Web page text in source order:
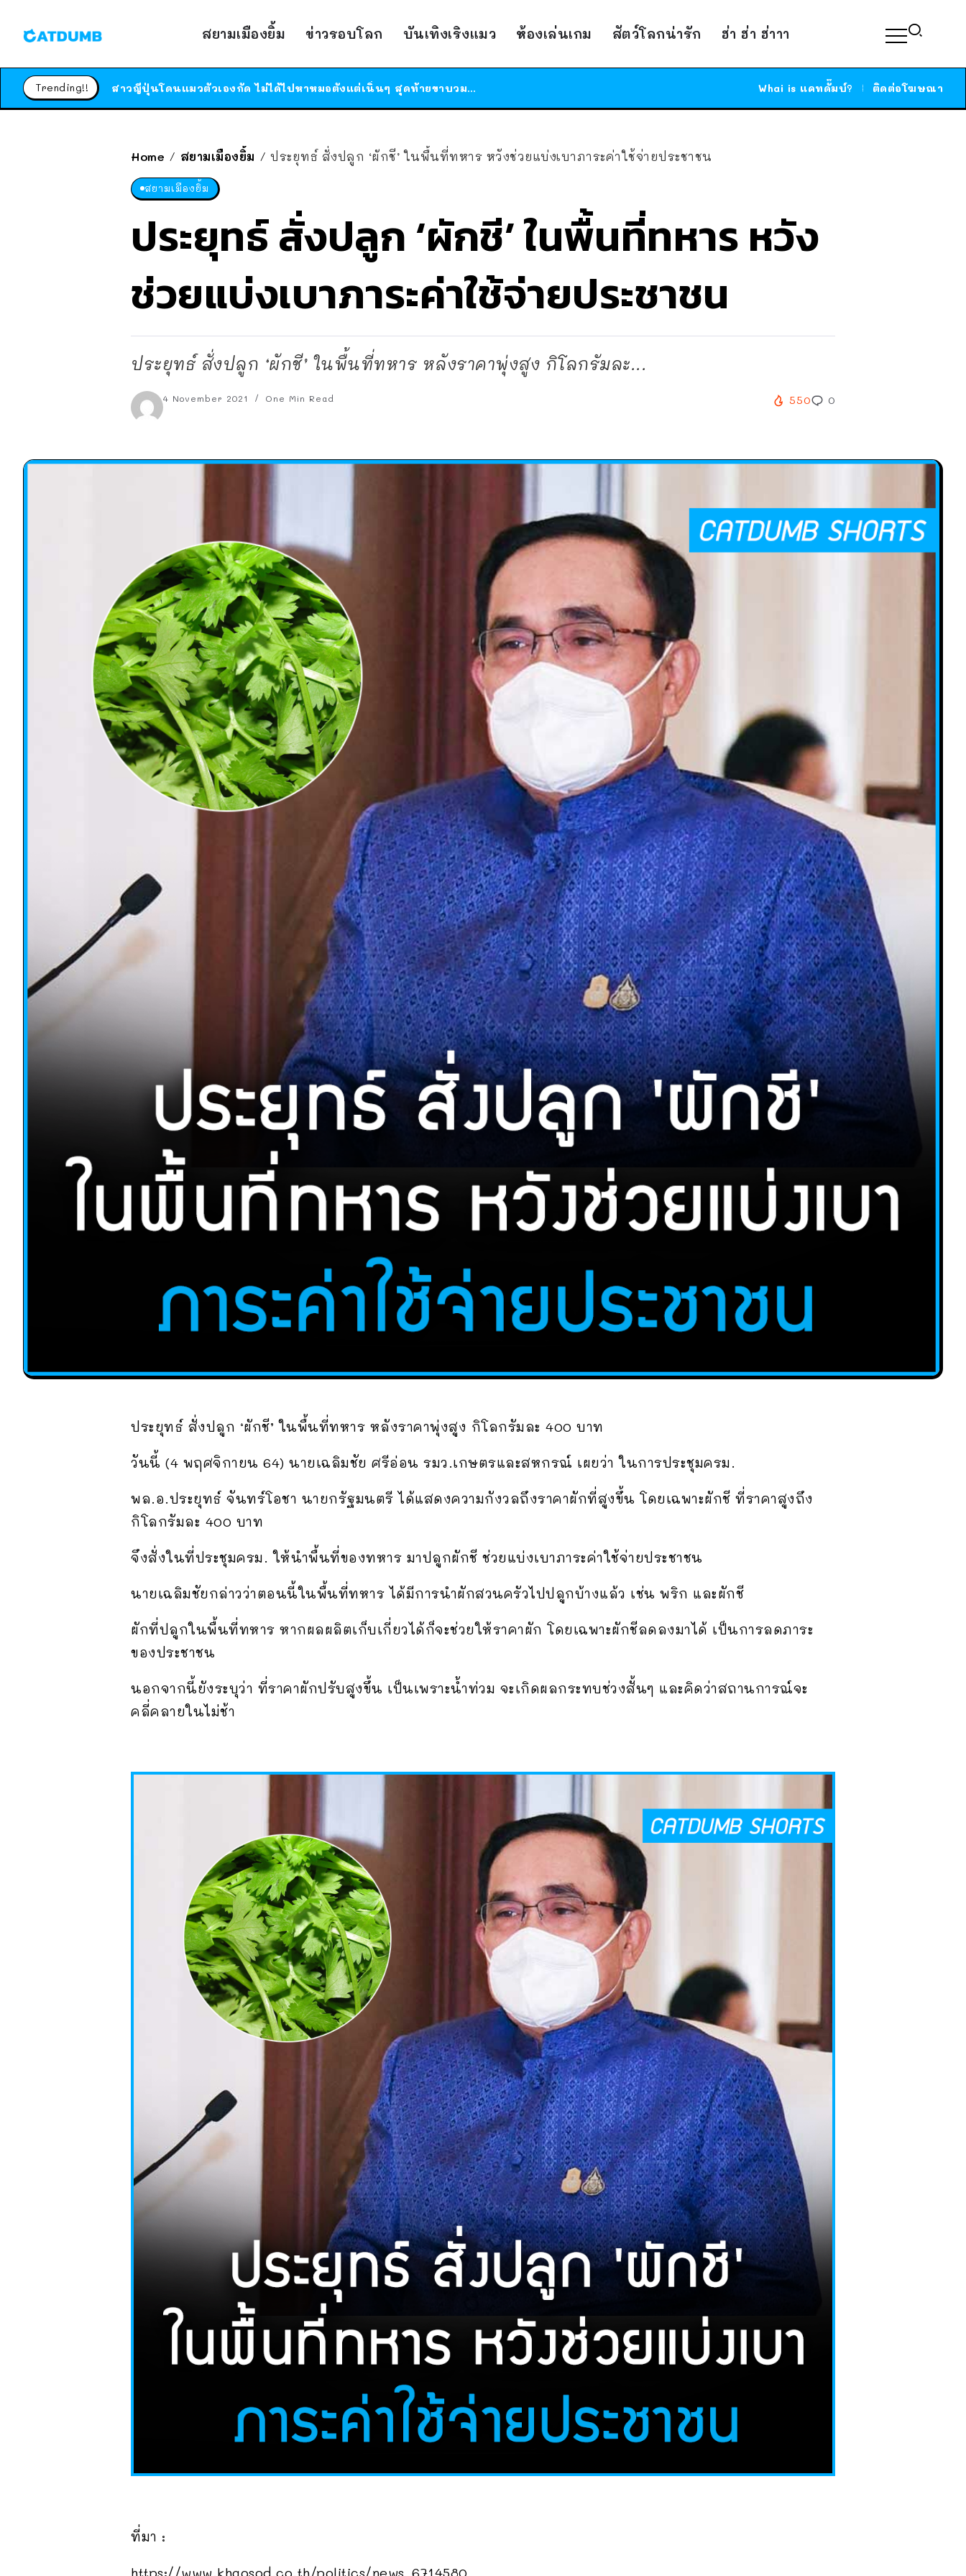
สยามเมืองยิ้ม ข่าวรอบโลก บันเทิงเริงแมว ห้องเล่นเกม สัตว์โลกน่ารัก ฮ่า ฮ่า ฮ่าาา
Trending!!
ร้านอาหารในนิวยอร์กประกาศปิดตัวลง หลังอยู่มานานกว่า 45 ปี ติดป้ายขอบคุณลูกค้าทุกคน แถมสูตรทำไวท์ซอสให้แบบจัดเต็ม
ได้เวลาเด็กหนวดรวมตัว RF Online Next เปิดให้เล่นแล้ว เกม Sci-Fi MMORPG ระดับตำนาน เล่นได้ทั้งมือถือและ PC Whai is แคทดั๊มบ์? ติดต่อโฆษณา
Home / สยามเมืองยิ้ม / ประยุทธ์ สั่งปลูก ‘ผักชี’ ในพื้นที่ทหาร หวังช่วยแบ่งเบาภาระค่าใช้จ่ายประชาชน
สยามเมืองยิ้ม
ประยุทธ์ สั่งปลูก ‘ผักชี’ ในพื้นที่ทหาร หวัง
ช่วยแบ่งเบาภาระค่าใช้จ่ายประชาชน
ประยุทธ์ สั่งปลูก ‘ผักชี’ ในพื้นที่ทหาร หลังราคาพุ่งสูง กิโลกรัมละ...
4 November 2021 One Min Read 550 0
ประยุทธ์ สั่งปลูก ‘ผักชี’ ในพื้นที่ทหาร หลังราคาพุ่งสูง กิโลกรัมละ 400 บาท
วันนี้ (4 พฤศจิกายน 64) นายเฉลิมชัย ศรีอ่อน รมว.เกษตรและสหกรณ์ เผยว่า ในการประชุมครม.
พล.อ.ประยุทธ์ จันทร์โอชา นายกรัฐมนตรี ได้แสดงความกังวลถึงราคาผักที่สูงขึ้น โดยเฉพาะผักชี ที่ราคาสูงถึง
กิโลกรัมละ 400 บาท
จึงสั่งในที่ประชุมครม. ให้นำพื้นที่ของทหาร มาปลูกผักชี ช่วยแบ่งเบาภาระค่าใช้จ่ายประชาชน
นายเฉลิมชัยกล่าวว่าตอนนี้ในพื้นที่ทหาร ได้มีการนำผักสวนครัวไปปลูกบ้างแล้ว เช่น พริก และผักชี
ผักที่ปลูกในพื้นที่ทหาร หากผลผลิตเก็บเกี่ยวได้ก็จะช่วยให้ราคาผัก โดยเฉพาะผักชีลดลงมาได้ เป็นการลดภาระ
ของประชาชน
นอกจากนี้ยังระบุว่า ที่ราคาผักปรับสูงขึ้น เป็นเพราะน้ำท่วม จะเกิดผลกระทบช่วงสั้นๆ และคิดว่าสถานการณ์จะ
คลี่คลายในไม่ช้า
ที่มา :
https://www.khaosod.co.th/politics/news_6714580